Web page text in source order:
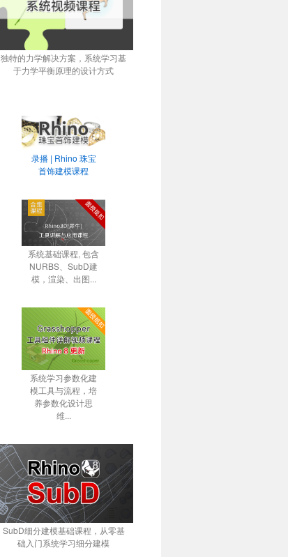
独特的力学解决方案，系统学习基
于力学平衡原理的设计方式
录播 | Rhino 珠宝
首饰建模课程
系统基础课程, 包含
NURBS、SubD建
模，渲染、出图...
系统学习参数化建
模工具与流程，培
养参数化设计思
维...
SubD细分建模基础课程，从零基
础入门系统学习细分建模